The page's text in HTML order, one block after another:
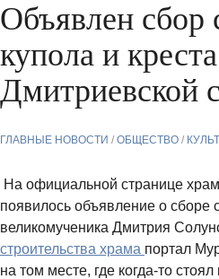
Объявлен сбор
купола и
Дмитриевской
ГЛАВНЫЕ НОВОСТИ / ОБЩЕСТВО /
На официальной странице
появилось объявление о сборе
великомученика Дмитрия
строительства храма портал
на том месте, где когда-то